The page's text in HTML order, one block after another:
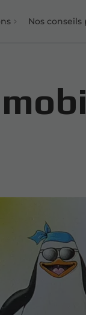
Nos conseils